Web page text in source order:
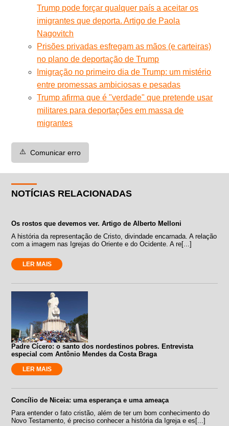
Trump pode forçar qualquer país a aceitar os
imigrantes que deporta. Artigo de Paola
Nagovitch
Prisões privadas esfregam as mãos (e carteiras)
no plano de deportação de Trump
Imigração no primeiro dia de Trump: um mistério
entre promessas ambiciosas e pesadas
Trump afirma que é "verdade" que pretende usar
militares para deportações em massa de
migrantes
⚠️ Comunicar erro
NOTÍCIAS RELACIONADAS
Os rostos que devemos ver. Artigo de Alberto Melloni
A história da representação de Cristo, divindade encarnada. A relação
com a imagem nas Igrejas do Oriente e do Ocidente. A re[...]
LER MAIS
Padre Cícero: o santo dos nordestinos pobres. Entrevista
especial com Antônio Mendes da Costa Braga
LER MAIS
Concílio de Niceia: uma esperança e uma ameaça
Para entender o fato cristão, além de ter um bom conhecimento do
Novo Testamento, é preciso conhecer a história da Igreja e es[...]